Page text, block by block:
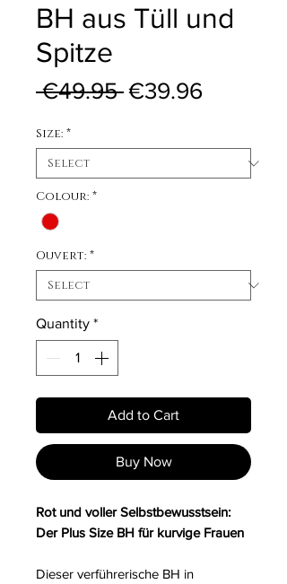
BH aus Tüll und
Spitze
€49.95 Regular Price
€39.96
Size: *
Colour: *
Ouvert: *
Quantity *
Add to Cart
Buy Now
Rot und voller Selbstbewusstsein:
Der Plus Size BH für kurvige Frauen
Dieser verführerische BH in